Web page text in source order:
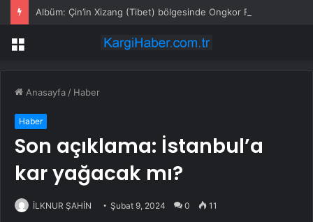
Menü
Anasayfa / Haber
Haber
Son açıklama: İstanbul’a
kar yağacak mı?
İLKNUR ŞAHİN Şubat 9, 2024 0 11